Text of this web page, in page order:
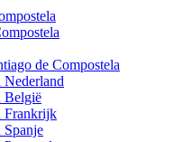
de Compostela
België
Frankrijk
Spanje